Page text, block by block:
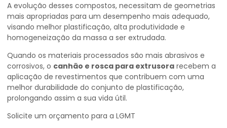
A evolução desses compostos, necessitam de geometrias
mais apropriadas para um desempenho mais adequado,
visando melhor plastificação, alta produtividade e
homogeneização da massa a ser extrudada.
Quando os materiais processados são mais abrasivos e
corrosivos, o canhão e rosca para extrusora recebem a
aplicação de revestimentos que contribuem com uma
melhor durabilidade do conjunto de plastificação,
prolongando assim a sua vida útil.
Solicite um orçamento para a LGMT